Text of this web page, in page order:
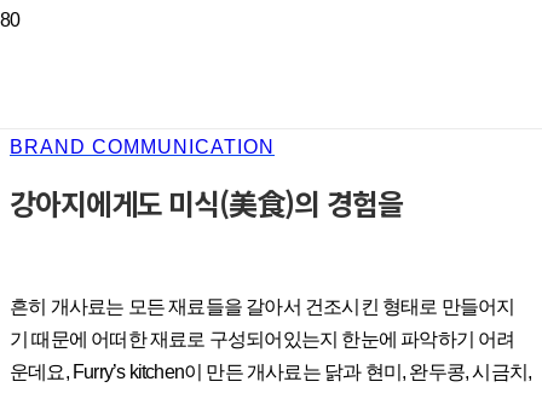
BRAND COMMUNICATION
강아지에게도 미식(美食)의 경험을
흔히 개사료는 모든 재료들을 갈아서 건조시킨 형태로 만들어지
기 때문에 어떠한 재료로 구성되어있는지 한눈에 파악하기 어려
운데요, Furry’s kitchen이 만든 개사료는 닭과 현미, 완두콩, 시금치,